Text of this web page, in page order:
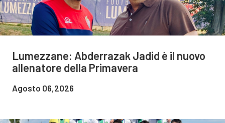
Lumezzane: Abderrazak Jadid è il nuovo
allenatore della Primavera
Agosto 06,2026